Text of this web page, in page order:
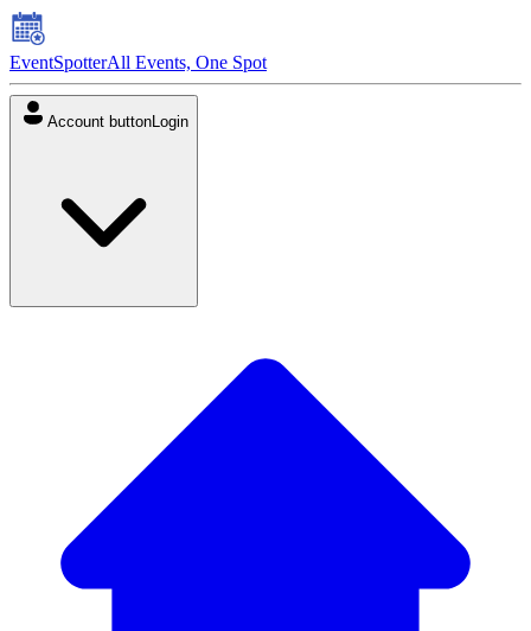
EventSpotterAll Events, One Spot
Account buttonLogin